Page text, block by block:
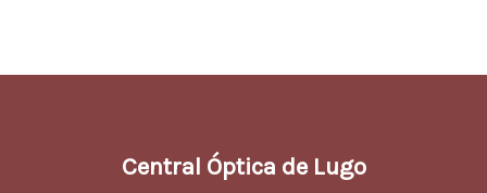
Central Óptica de Lugo